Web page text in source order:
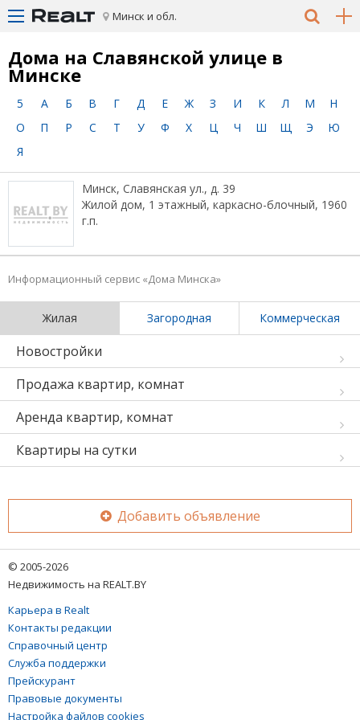
Минск и обл.
Дома на Славянской улице в
Минске
5 А Б В Г Д Е Ж З И К Л М
Н
О
П Р С Т У Ф Х Ц Ч Ш Щ Э
Ю
Я
Минск, Славянская ул., д. 39
Жилой дом, 1 этажный, каркасно-блочный, 1960
г.п.
Информационный сервис «Дома Минска»
Жилая Загородная Коммерческая
Новостройки
Продажа квартир, комнат
Аренда квартир, комнат
Квартиры на сутки
Добавить объявление
© 2005-2026
Недвижимость на REALT.BY
Карьера в Realt
Контакты редакции
Справочный центр
Служба поддержки
Прейскурант
Правовые документы
Настройка файлов cookies